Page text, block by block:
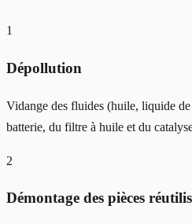
1
Dépollution
Vidange des fluides (huile, liquide
batterie, du filtre à huile et du
2
Démontage des pièces